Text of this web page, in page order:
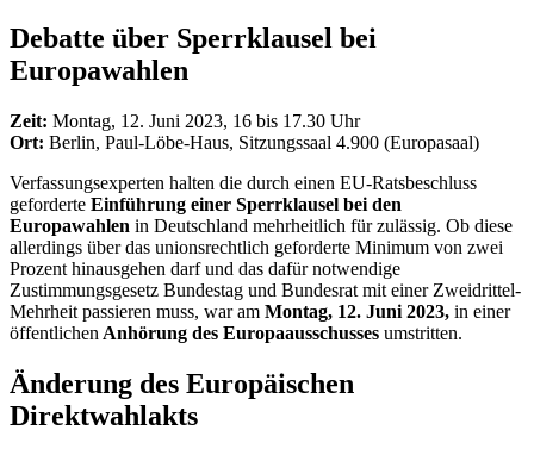
Debatte über Sperrklausel bei
Europawahlen
Zeit: Montag, 12. Juni 2023, 16 bis 17.30 Uhr
Ort: Berlin, Paul-Löbe-Haus, Sitzungssaal 4.900 (Europasaal)
Verfassungsexperten halten die durch einen EU-Ratsbeschluss
geforderte Einführung einer Sperrklausel bei den
Europawahlen in Deutschland mehrheitlich für zulässig. Ob diese
allerdings über das unionsrechtlich geforderte Minimum von zwei
Prozent hinausgehen darf und das dafür notwendige
Zustimmungsgesetz Bundestag und Bundesrat mit einer Zweidrittel-
Mehrheit passieren muss, war am Montag, 12. Juni 2023, in einer
öffentlichen Anhörung des Europaausschusses umstritten.
Änderung des Europäischen
Direktwahlakts